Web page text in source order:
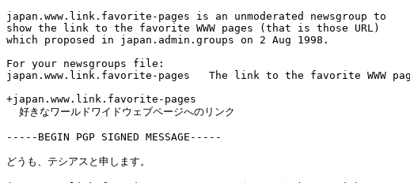
japan.www.link.favorite-pages is an unmoderated newsgroup to
show the link to the favorite WWW pages (that is those URL)
which proposed in japan.admin.groups on 2 Aug 1998.
For your newsgroups file:
japan.www.link.favorite-pages	The link to the favorite WWW pages.
+japan.www.link.favorite-pages
  好きなワールドワイドウェブページへのリンク
-----BEGIN PGP SIGNED MESSAGE-----
どうも、テシアスと申します。